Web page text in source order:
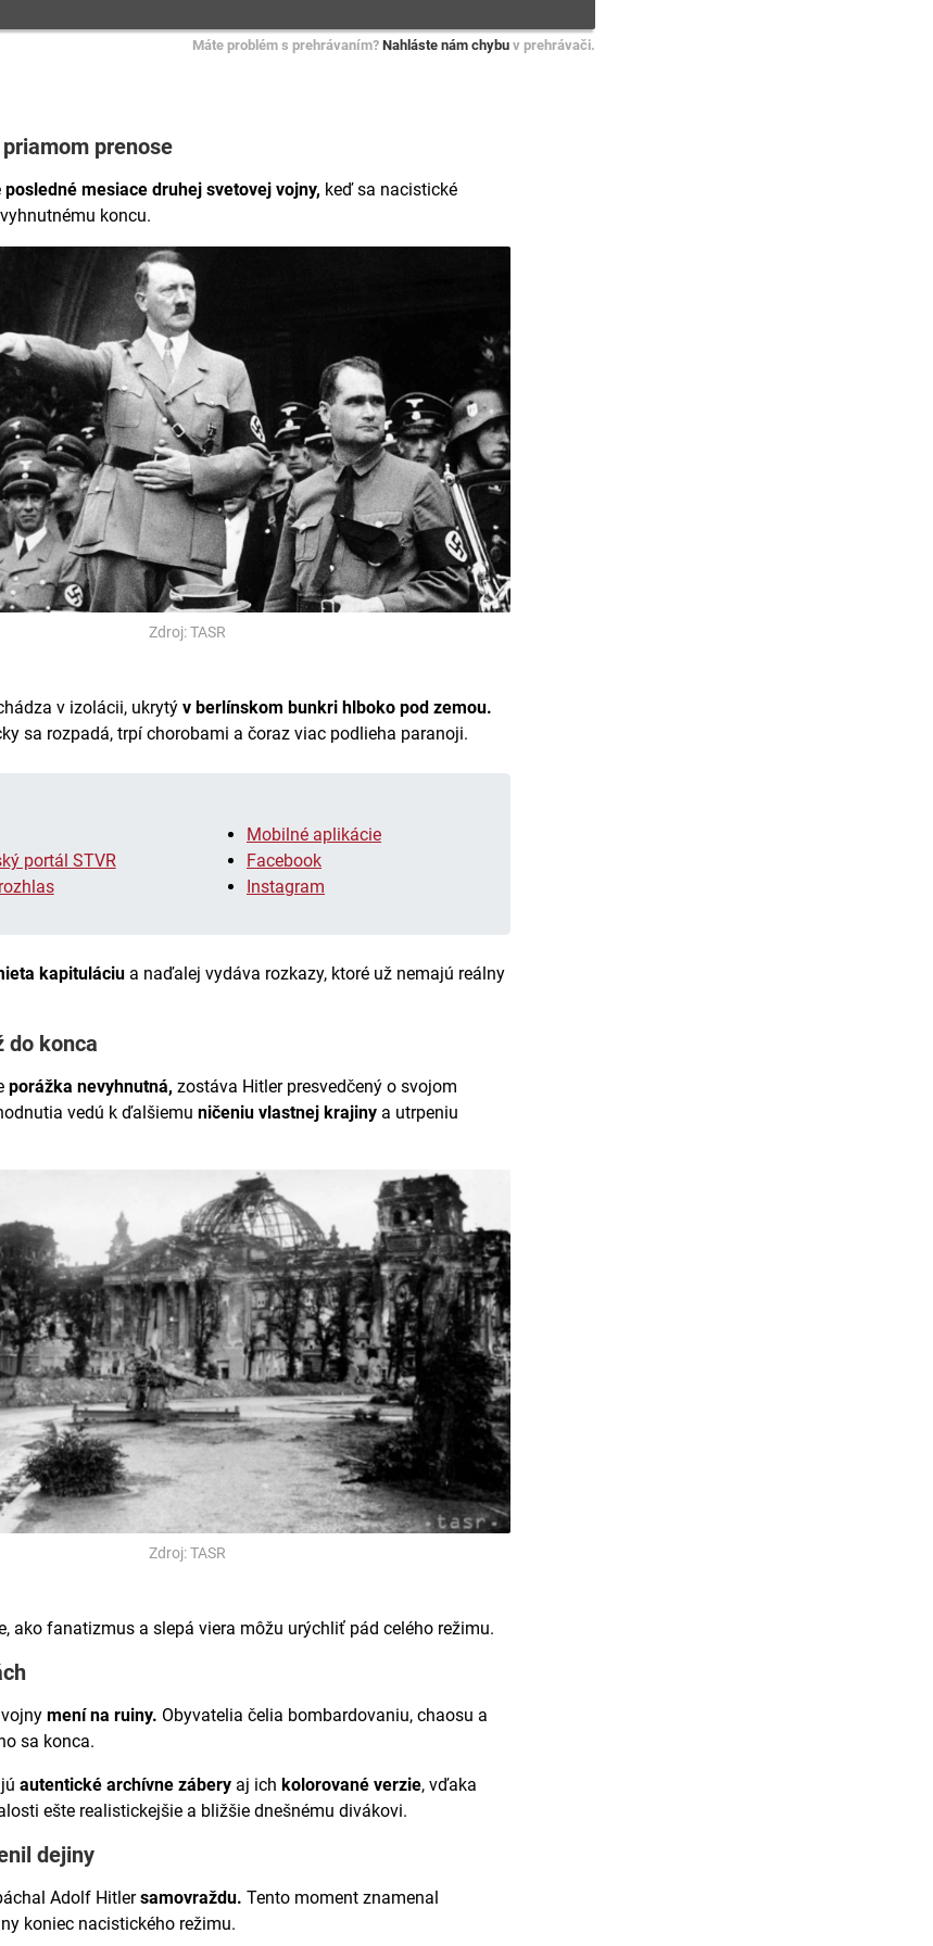
Máte problém s prehrávaním? Nahláste nám chybuv prehrávači.
prenose
posledné mesiace druhej svetovej vojny, keď sa nacistické
koncu.
Zdroj: TASR
v izolácii, ukrytýv berlínskom bunkri hlboko pod zemou.
sa rozpadá, trpí chorobami a čoraz viac podlieha paranoji.
portál STVR
Mobilné aplikácie
Facebook
Instagram
kapituláciua naďalej vydáva rozkazy, ktoré už nemajú reálny
do konca
porážka nevyhnutná, zostáva Hitler presvedčený o svojom
vedú k ďalšiemu ničeniu vlastnej krajinya utrpeniu
Zdroj: TASR
ako fanatizmus a slepá viera môžu urýchliť pád celého režimu.
mení na ruiny. Obyvatelia čelia bombardovaniu, chaosu a
sa konca.
autentické archívne zábery aj ich kolorované verzie, vďaka
ešte realistickejšie a bližšie dnešnému divákovi.
dejiny
Adolf Hitlersamovraždu. Tento moment znamenal
koniec nacistického režimu.